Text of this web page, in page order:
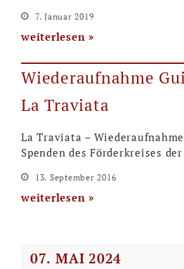
7. Januar 2019
weiterlesen
Wiederaufnahme
La Traviata
La Traviata –
Spenden des Förderkreises
13. September 2016
weiterlesen
07. MAI 2024